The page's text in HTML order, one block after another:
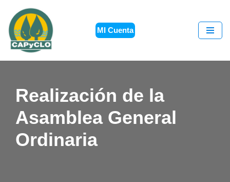
Saltar
al
contenido
MI Cuenta
Realización de la
Asamblea General
Ordinaria